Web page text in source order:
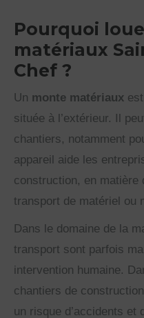
Pourquoi
matériaux
Chef ?
Un monte matériaux
située à l’extérieur. Il
chantiers, notamment
appareil aide les
construction, en matière
transport de matériel ou
Dans le domaine de la
transport sont parfois
intervention humaine.
chantiers de
un risque d’accidents et